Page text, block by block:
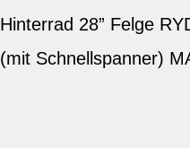
Hinterrad 28” Felge
(mit Schnellspanner)